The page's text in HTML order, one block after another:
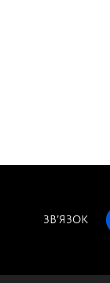
ЗВ’ЯЗОК